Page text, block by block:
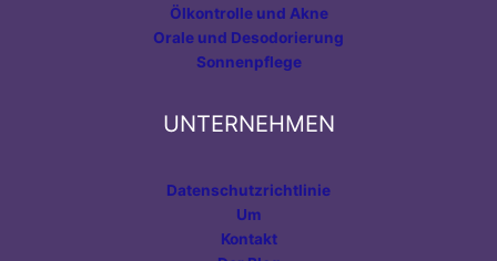
Ölkontrolle und Akne
Orale und Desodorierung
Sonnenpflege
UNTERNEHMEN
Datenschutzrichtlinie
Um
Kontakt